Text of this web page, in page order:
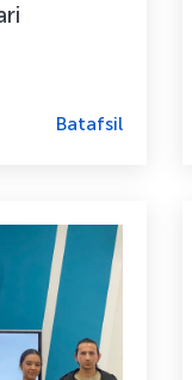
Batafsil